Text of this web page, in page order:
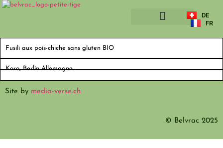
DE
FR
Fusili aux pois-chiche sans gluten BIO
Koro, Berlin Allemagne
Site by media-verse.ch
© Belvrac 2025